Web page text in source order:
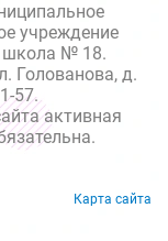
учреждение
школа № 18.
Голованова, д.
57.
активная
Карта сайта